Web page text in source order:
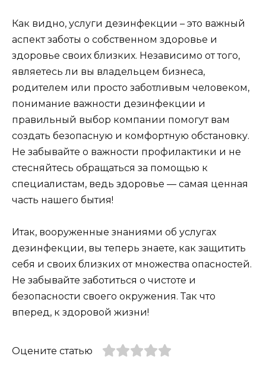
Как видно, услуги дезинфекции – это важный
аспект заботы о собственном здоровье и
здоровье своих близких. Независимо от того,
являетесь ли вы владельцем бизнеса,
родителем или просто заботливым человеком,
понимание важности дезинфекции и
правильный выбор компании помогут вам
создать безопасную и комфортную обстановку.
Не забывайте о важности профилактики и не
стесняйтесь обращаться за помощью к
специалистам, ведь здоровье — самая ценная
часть нашего бытия!
Итак, вооруженные знаниями об услугах
дезинфекции, вы теперь знаете, как защитить
себя и своих близких от множества опасностей.
Не забывайте заботиться о чистоте и
безопасности своего окружения. Так что
вперед, к здоровой жизни!
Оцените статью